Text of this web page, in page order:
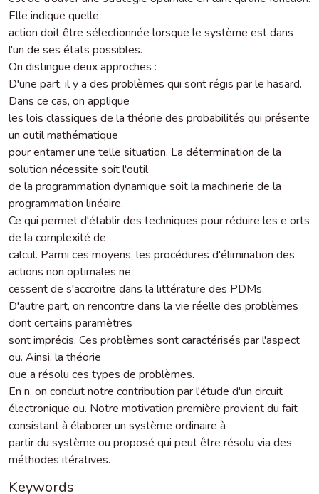
Elle indique quelle
action doit être sélectionnée lorsque le système est dans
l'un de ses états possibles.
On distingue deux approches :
D'une part, il y a des problèmes qui sont régis par le hasard.
Dans ce cas, on applique
les lois classiques de la théorie des probabilités qui présente
un outil mathématique
pour entamer une telle situation. La détermination de la
solution nécessite soit l'outil
de la programmation dynamique soit la machinerie de la
programmation linéaire.
Ce qui permet d'établir des techniques pour réduire les e orts
de la complexité de
calcul. Parmi ces moyens, les procédures d'élimination des
actions non optimales ne
cessent de s'accroitre dans la littérature des PDMs.
D'autre part, on rencontre dans la vie réelle des problèmes
dont certains paramètres
sont imprécis. Ces problèmes sont caractérisés par l'aspect
ou. Ainsi, la théorie
oue a résolu ces types de problèmes.
En n, on conclut notre contribution par l'étude d'un circuit
électronique ou. Notre motivation première provient du fait
consistant à élaborer un système ordinaire à
partir du système ou proposé qui peut être résolu via des
méthodes itératives.
Keywords